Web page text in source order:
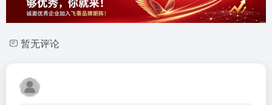
暂无评论